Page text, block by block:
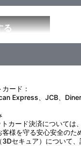
る
階廊下
の部屋にて
ード：
Express、JCB、
カード決済について
様を守る安心安全のた
セキュア）について、